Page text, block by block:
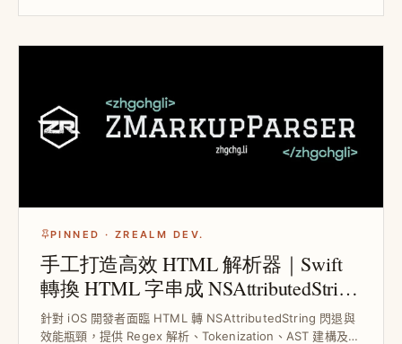
PINNED · ZREALM DEV.
手工打造高效 HTML 解析器｜Swift
轉換 HTML 字串成 NSAttributedString
技術詳解
針對 iOS 開發者面臨 HTML 轉 NSAttributedString 閃退與
效能瓶頸，提供 Regex 解析、Tokenization、AST 建構及樣